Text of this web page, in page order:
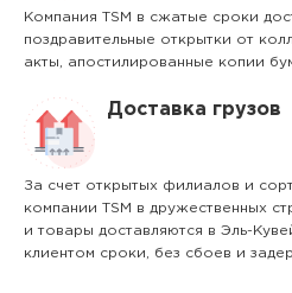
Компания TSM в сжатые сроки
поздравительные открытки от
акты, апостилированные копии
Доставка грузов
За счет открытых филиалов и
компании TSM в дружественных
и товары доставляются в Эль-
клиентом сроки, без сбоев и